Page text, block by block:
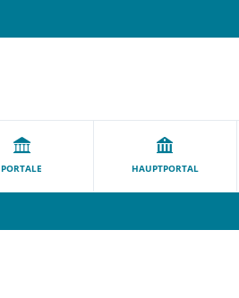
PORTALE HAUPTPORTAL